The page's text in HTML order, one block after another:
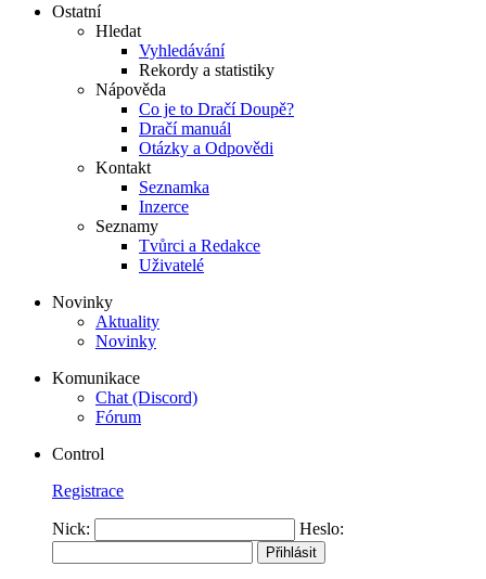
Ostatní
Hledat
Vyhledávání
Rekordy a statistiky
Nápověda
Co je to Dračí Doupě?
Dračí manuál
Otázky a Odpovědi
Kontakt
Seznamka
Inzerce
Seznamy
Tvůrci a Redakce
Uživatelé
Novinky
Aktuality
Novinky
Komunikace
Chat (Discord)
Fórum
Control
Registrace
Nick: Heslo: